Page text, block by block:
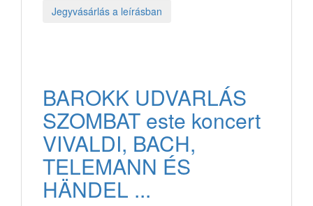
Jegyvásárlás a leírásban
BAROKK UDVARLÁS
SZOMBAT este koncert
VIVALDI, BACH,
TELEMANN ÉS
HÄNDEL ...